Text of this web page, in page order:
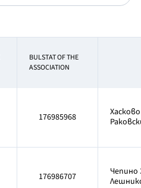
BULSTAT OF THE
ASSOCIATION
176985968
176986707
Чепино